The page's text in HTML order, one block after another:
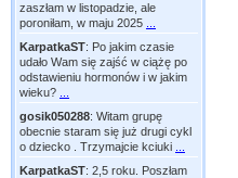
zaszłam w listopadzie, ale
poroniłam, w maju 2025
KarpatkaST: Po jakim czasie
udało Wam się zajść w ciążę po
odstawieniu hormonów i w jakim
wieku?
gosik050288: Witam grupę
obecnie staram się już drugi cykl
o dziecko . Trzymajcie kciuki
KarpatkaST: 2,5 roku. Poszłam